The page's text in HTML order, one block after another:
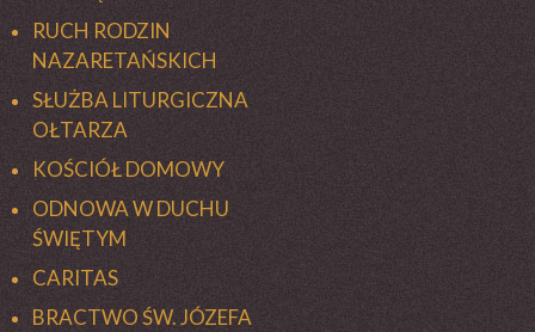
RUCH RODZIN
NAZARETAŃSKICH
SŁUŻBA LITURGICZNA
OŁTARZA
KOŚCIÓŁ DOMOWY
ODNOWA W DUCHU
ŚWIĘTYM
CARITAS
BRACTWO ŚW. JÓZEFA